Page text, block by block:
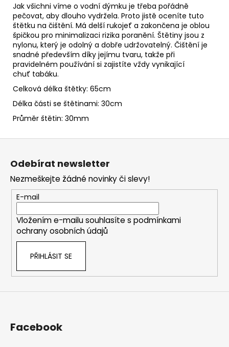
Jak všichni víme o vodní dýmku je třeba pořádně
pečovat, aby dlouho vydržela. Proto jistě oceníte tuto
štětku na čištění. Má delší rukojeť a zakončena je oblou
špičkou pro minimalizaci rizika poranění. Štětiny jsou z
nylonu, který je odolný a dobře udržovatelný. Čištění je
snadné především díky jejímu tvaru, takže při
pravidelném používání si zajistíte vždy vynikající
chuť tabáku.
Celková délka štětky: 65cm
Délka části se štětinami: 30cm
Průměr štětin: 30mm
Z
Odebírat newsletter
Nezmeškejte žádné novinky či slevy!
E-mail
Vložením e-mailu souhlasíte s podmínkami
ochrany osobních údajů
PŘIHLÁSIT SE
Facebook